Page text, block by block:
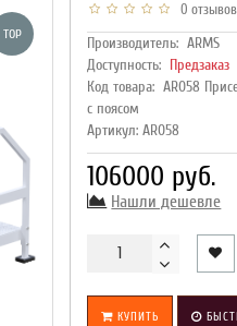
TOP
0 отзывов
Производитель: ARMS
Доступность: Предзаказ
Код товара: AR058
с поясом
Артикул: AR058
106000 руб.
Нашли дешевле
КУПИТЬ